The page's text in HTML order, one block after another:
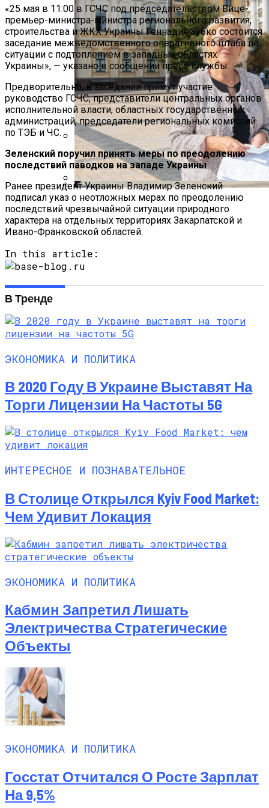
Международная Реакция На Тарифы
Трампа: Что Стоит На Кону
Кризис Безопасности На Гаити:
Ужасающая Реальность Безнадежной
Обстановки
В «Борисполе» Поселилась Украинка,
Депортированная Из Казахстана
«25 мая в 11:00 в ГСЧС под председательством Вице-
премьер-министра-министра регионального развития,
строительства и ЖКХ Украины Геннадия Зубко состоится
заседание межведомственного оперативного штаба по
ситуации с подтоплением в западных областях
Украины», — указано в сообщении пресс-службы.
Предворительно, в заседании примут участие
руководство ГСЧС, представители центральных органов
исполнительной власти, областных государственных
администраций, председатели региональных комиссий
по ТЭБ и ЧС.
Зеленский поручил принять меры по преодолению
последствий паводков на западе Украины
Ранее президент Украины Владимир Зеленский
подписал указ о неотложных мерах по преодолению
последствий чрезвычайной ситуации природного
характера на отдельных территориях Закарпатской и
Ивано-Франковской областей.
In this article:
В Тренде
ЭКОНОМИКА И ПОЛИТИКА
В 2020 Году В Украине Выставят На
Торги Лицензии На Частоты 5G
ИНТЕРЕСНОЕ И ПОЗНАВАТЕЛЬНОЕ
В Столице Открылся Kyiv Food Market:
Чем Удивит Локация
ЭКОНОМИКА И ПОЛИТИКА
Кабмин Запретил Лишать
Электричества Стратегические
Объекты
ЭКОНОМИКА И ПОЛИТИКА
Госстат Отчитался О Росте Зарплат
На 9,5%